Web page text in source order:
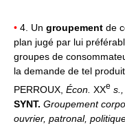
• 4. Un groupement de
plan jugé par lui
groupes de
la demande de tel
PERROUX, Écon. XXe s.
SYNT. Groupement
ouvrier, patronal,